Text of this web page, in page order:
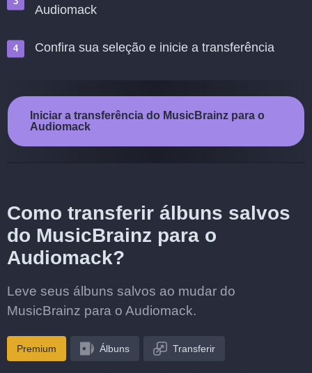
Audiomack
Confira sua seleção e inicie a transferência
Iniciar a transferência do MusicBrainz para o
Audiomack
Como transferir álbuns salvos
do MusicBrainz para o
Audiomack?
Leve seus álbuns salvos ao mudar do
MusicBrainz para o Audiomack.
Premium Álbuns Transferir